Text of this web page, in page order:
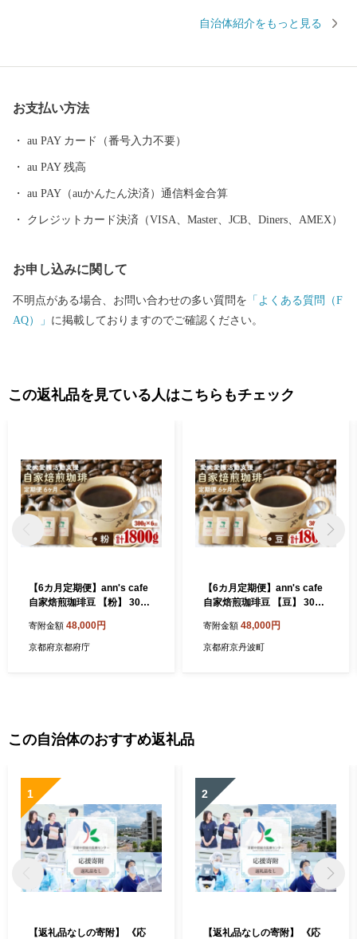
3．09平方キロメートルの農山村で、このうち約83％を森林が占
を活かし、「資源の循環」「経済の循環」「人材の循環」「暮ら
会」をまちの将来像として施策を展開しています。 京丹波町は、
丹波ブランド食材の丹波栗や丹波黒大豆、京野菜の数々をはじ
め、京都府随一の酪農地帯でもあるなど、まさに食材の宝庫で
基幹産業である農業や食産業の活性化にもつなげていきたいと考
自治体紹介をもっと見る
お支払い方法
au PAY カード（番号入力不要）
au PAY 残高
au PAY（auかんたん決済）通信料金合算
クレジットカード決済（VISA、Master、JCB、Diners、AMEX）
お申し込みに関して
不明点がある場合、お問い合わせの多い質問を 「よくある質問（F
AQ）」 に掲載しておりますのでご確認ください。
この返礼品を見ている人はこちらもチェック
【6カ月定期便】ann's cafe
自家焙煎珈琲豆 【粉】 300g
ーヒー コーヒー豆 6カ月 定
期便 自家焙煎 珈琲 豆 粉 中
ギフト 贈答用 贈り物 京都府
京都 京丹波町 )
寄附金額 48,000円
京都府京都府庁
【6カ月定期便】ann's cafe
自家焙煎珈琲豆 【豆】 300g
ーヒー コーヒー豆 6カ月 定
期便 自家焙煎 珈琲 豆 粉 中
寄附金額 48,000円
京都府京丹波町
この自治体のおすすめ返礼品
1
【返礼品なしの寄附】 《応
2
【返礼品なしの寄附】 《応